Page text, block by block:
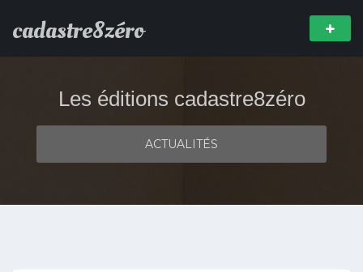
cadastre8zéro
Les éditions cadastre8zéro
ACTUALITÉS